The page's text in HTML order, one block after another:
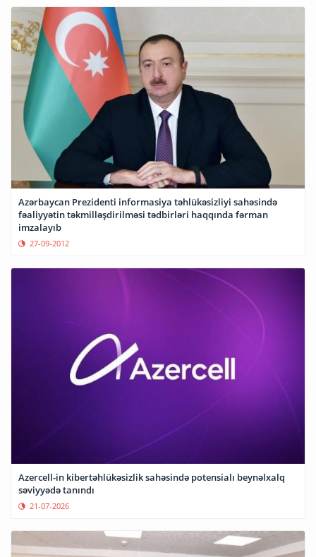
Azərbaycan Prezidenti informasiya təhlükəsizliyi sahəsində
fəaliyyətin təkmilləşdirilməsi tədbirləri haqqında fərman
imzalayıb
27-09-2012
Azercell-in kibertəhlükəsizlik sahəsində potensialı beynəlxalq
səviyyədə tanındı
21-07-2026